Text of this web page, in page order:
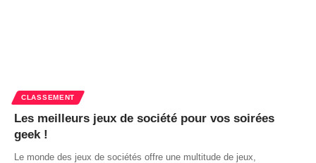
CLASSEMENT
Les meilleurs jeux de société pour vos soirées
geek !
Le monde des jeux de sociétés offre une multitude de jeux,